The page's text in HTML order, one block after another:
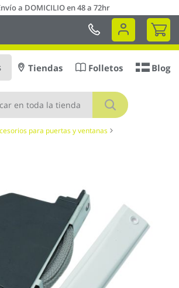
a DOMICILIO en 48 a 72hr
Mi
Buscar
Tiendas Folletos Blog
para puertas y ventanas